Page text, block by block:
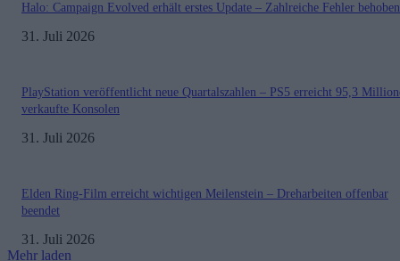
Halo: Campaign Evolved erhält erstes Update – Zahlreiche Fehler behoben
31. Juli 2026
PlayStation veröffentlicht neue Quartalszahlen – PS5 erreicht 95,3
verkaufte Konsolen
31. Juli 2026
Elden Ring-Film erreicht wichtigen Meilenstein – Dreharbeiten offenbar
beendet
31. Juli 2026
Mehr laden